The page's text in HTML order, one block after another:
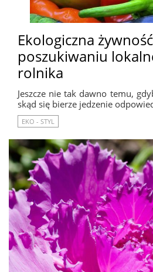
Ekologiczna
poszukiwaniu
rolnika
Jeszcze nie tak dawno temu,
skąd się bierze jedzenie
EKO - STYL